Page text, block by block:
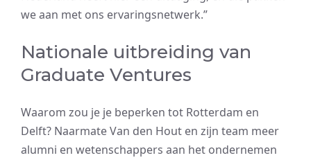
we aan met ons ervaringsnetwerk.”
Nationale uitbreiding van
Graduate Ventures
Waarom zou je je beperken tot Rotterdam en
Delft? Naarmate Van den Hout en zijn team meer
alumni en wetenschappers aan het ondernemen